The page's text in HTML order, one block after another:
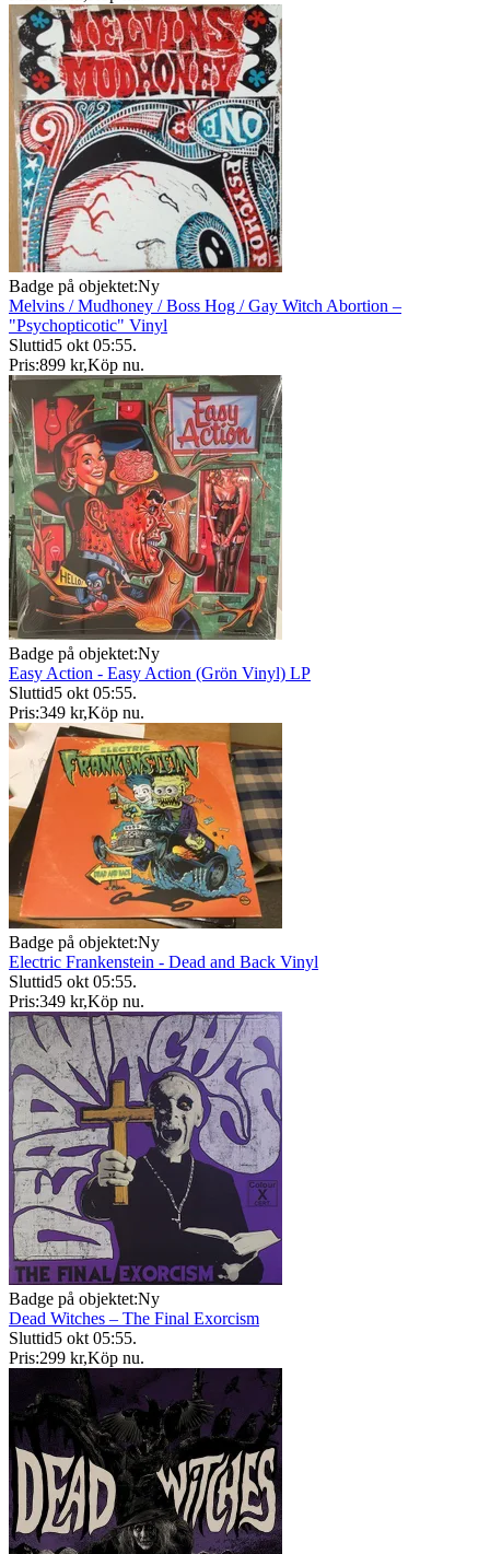
Badge på objektet:Ny
Melvins / Mudhoney / Boss Hog / Gay Witch Abortion –
"Psychopticotic" Vinyl
Sluttid5 okt 05:55.
Pris:899 kr,Köp nu.
Badge på objektet:Ny
Easy Action - Easy Action (Grön Vinyl) LP
Sluttid5 okt 05:55.
Pris:349 kr,Köp nu.
Badge på objektet:Ny
Electric Frankenstein - Dead and Back Vinyl
Sluttid5 okt 05:55.
Pris:349 kr,Köp nu.
Badge på objektet:Ny
Dead Witches – The Final Exorcism
Sluttid5 okt 05:55.
Pris:299 kr,Köp nu.